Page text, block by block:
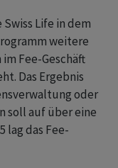
Life in dem
weitere
Fee-Geschäft
Das Ergebnis
oder
soll auf über eine
lag das Fee-